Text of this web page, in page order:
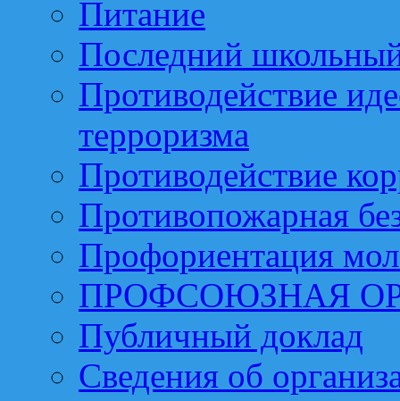
Питание
Последний
Противодействие
терроризма
Противодействие
Противопожарная
Профориентация
ПРОФСОЮЗНАЯ
Публичный доклад
Сведения об